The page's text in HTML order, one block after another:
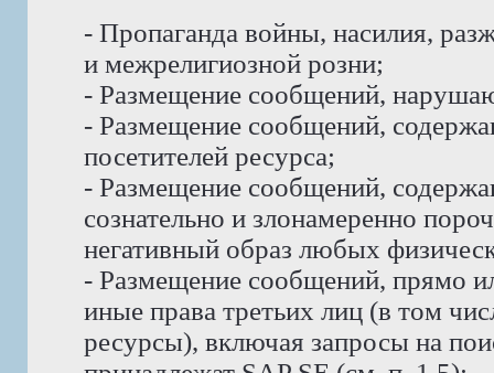
- Пропаганда войны, насилия,
и межрелигиозной розни;
- Размещение сообщений,
- Размещение сообщений,
посетителей ресурса;
- Размещение сообщений,
сознательно и злонамеренно
негативный образ любых
- Размещение сообщений, прямо
иные права третьих лиц (в том
ресурсы), включая запросы на